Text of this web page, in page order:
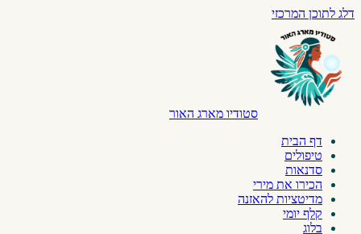
דלג לתוכן המרכזי
סטודיו מארג האור
דף הבית
טיפולים
סדנאות
הכירו את מירי
מדיטציות להאזנה
קלף יומי
בלוג